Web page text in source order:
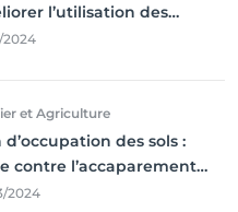
l’utilisation des
coince
2024
et Agriculture
d’occupation des sols :
contre l’accaparement
2024